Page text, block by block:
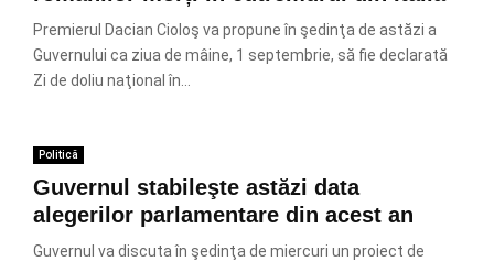
Premierul Dacian Cioloş va propune în şedinţa de astăzi a
Guvernului ca ziua de mâine, 1 septembrie, să fie declarată
Zi de doliu naţional în...
Politică
Guvernul stabileşte astăzi data
alegerilor parlamentare din acest an
Guvernul va discuta în şedinţa de miercuri un proiect de